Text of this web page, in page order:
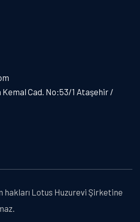
Cad. No:53/1 Ataşehir /
hakları Lotus Huzurevi Şirketine